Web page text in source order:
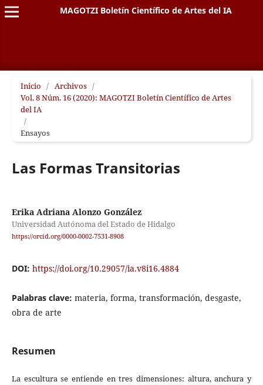
MAGOTZI Boletín Científico de Artes del IA
Inicio / Archivos /
Vol. 8 Núm. 16 (2020): MAGOTZI Boletín Científico de Artes
del IA
/
Ensayos
Las Formas Transitorias
Erika Adriana Alonzo González
Universidad Autónoma del Estado de Hidalgo
https://orcid.org/0000-0002-7531-8908
DOI: https://doi.org/10.29057/ia.v8i16.4884
Palabras clave: materia, forma, transformación, desgaste,
obra de arte
Resumen
La escultura se entiende en tres dimensiones: altura, anchura y